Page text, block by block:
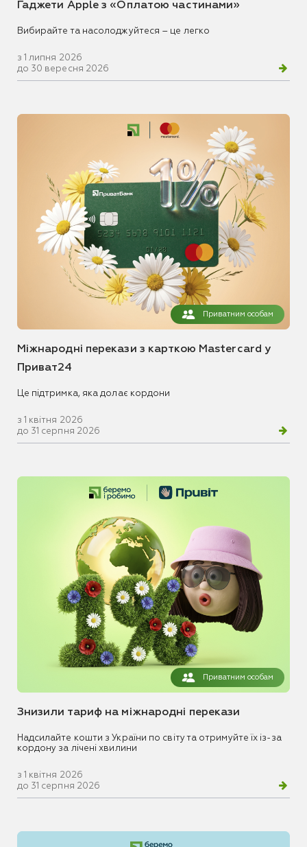
Гаджети Apple з «Оплатою частинами»
Вибирайте та насолоджуйтеся – це легко
з 1 липня 2026
до 30 вересня 2026
Приватним особам
Міжнародні перекази з карткою Mastercard у
Приват24
Це підтримка, яка долає кордони
з 1 квітня 2026
до 31 серпня 2026
Приватним особам
Знизили тариф на міжнародні перекази
Надсилайте кошти з України по світу та отримуйте їх із-за
кордону за лічені хвилини
з 1 квітня 2026
до 31 серпня 2026